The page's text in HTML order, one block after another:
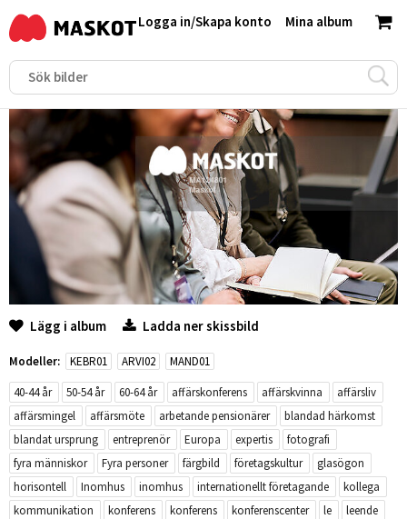
Mina album
Logga in/Skapa konto
Lägg i album Ladda ner skissbild
Modeller: KEBR01 ARVI02
MAND01
40-44 år
50-54 år 60-64 år affärskonferens affärskvinna
affärsliv
affärsmingel
affärsmöte arbetande pensionärer
blandad härkomst
blandat ursprung
entreprenör Europa expertis
fotografi
fyra människor
Fyra personer färgbild företagskultur
glasögon
horisontell
Inomhus inomhus internationellt företagande
kollega
kommunikation
konferens konferens konferenscenter le
leende